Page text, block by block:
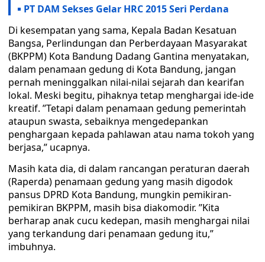
PT DAM Sekses Gelar HRC 2015 Seri Perdana
Di kesempatan yang sama, Kepala Badan Kesatuan
Bangsa, Perlindungan dan Perberdayaan Masyarakat
(BKPPM) Kota Bandung Dadang Gantina menyatakan,
dalam penamaan gedung di Kota Bandung, jangan
pernah meninggalkan nilai-nilai sejarah dan kearifan
lokal. Meski begitu, pihaknya tetap menghargai ide-ide
kreatif. ’’Tetapi dalam penamaan gedung pemerintah
ataupun swasta, sebaiknya mengedepankan
penghargaan kepada pahlawan atau nama tokoh yang
berjasa,” ucapnya.
Masih kata dia, di dalam rancangan peraturan daerah
(Raperda) penamaan gedung yang masih digodok
pansus DPRD Kota Bandung, mungkin pemikiran-
pemikiran BKPPM, masih bisa diakomodir. ’’Kita
berharap anak cucu kedepan, masih menghargai nilai
yang terkandung dari penamaan gedung itu,”
imbuhnya.